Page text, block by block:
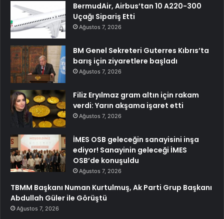
BermudAir, Airbus’tan 10 A220-300
Uçağı Sipariş Etti
Ağustos 7, 2026
BM Genel Sekreteri Guterres Kıbrıs’ta
barış için ziyaretlere başladı
Ağustos 7, 2026
Filiz Eryılmaz gram altın için rakam
verdi: Yarın akşama işaret etti
Ağustos 7, 2026
İMES OSB geleceğin sanayisini inşa
ediyor! Sanayinin geleceği İMES
OSB’de konuşuldu
Ağustos 7, 2026
TBMM Başkanı Numan Kurtulmuş, Ak Parti Grup Başkanı
Abdullah Güler ile Görüştü
Ağustos 7, 2026